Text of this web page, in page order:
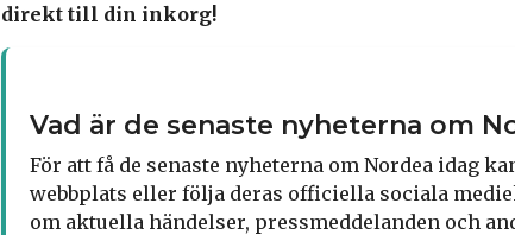
direkt till din inkorg!
Vad är de senaste nyheterna om
För att få de senaste nyheterna om Nordea idag
webbplats eller följa deras officiella sociala
om aktuella händelser, pressmeddelanden och